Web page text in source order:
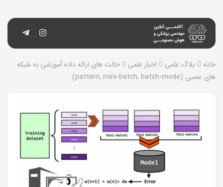
خانه بلاگ علمی اخبار علمی
حالت های ارائه داده آموزشی به شبکه
های عصبی (pattern, mini-batch, batch-mode)